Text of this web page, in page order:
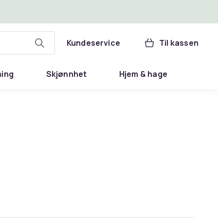
Kundeservice Til kassen
Skjønnhet Hjem & hage